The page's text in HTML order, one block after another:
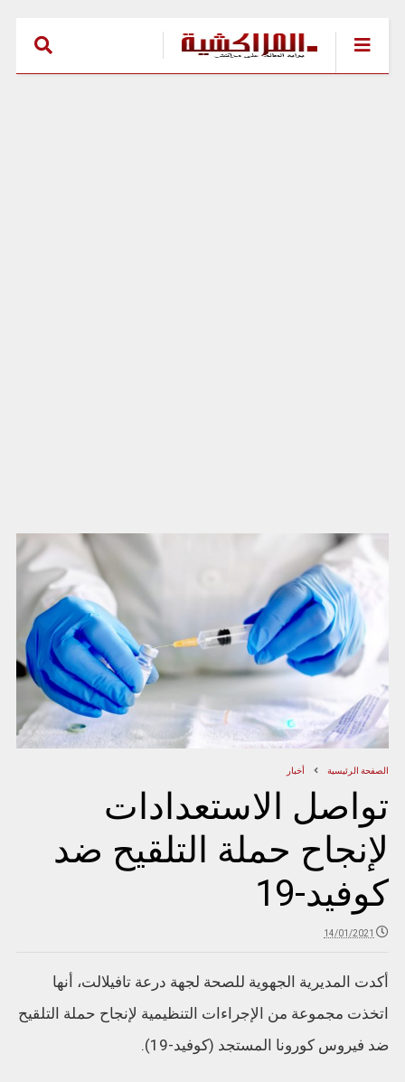
الصفحة الرئيسية أخبار
تواصل الاستعدادات
لإنجاح حملة التلقيح ضد
كوفيد-19
14/01/2021
أكدت المديرية الجهوية للصحة لجهة درعة تافيلالت، أنها
اتخذت مجموعة من الإجراءات التنظيمية لإنجاح حملة التلقيح
ضد فيروس كورونا المستجد (كوفيد-19).